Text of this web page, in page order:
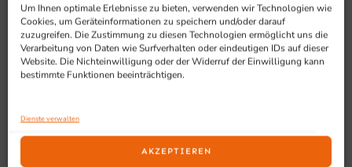
Um Ihnen optimale Erlebnisse zu bieten, verwenden wir Technologien wie
Cookies, um Geräteinformationen zu speichern und/oder darauf
zuzugreifen. Die Zustimmung zu diesen Technologien ermöglicht uns die
Verarbeitung von Daten wie Surfverhalten oder eindeutigen IDs auf dieser
Website. Die Nichteinwilligung oder der Widerruf der Einwilligung kann
bestimmte Funktionen beeinträchtigen.
Dienste verwalten
AKZEPTIEREN
Einloch-Armatur mit Schwenkhahn (hoch)
Armatur + Ventile für Warm-/Kaltauswahl
(Mischventil) verchromt
Hochwertige Keramikventile
Wasserdurchlass: 18L/Min – 3,5 Bar
Anschlüsse: G 1/2"
KEIN Vor-Ort Service